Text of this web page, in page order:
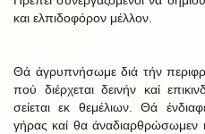
και ελπιδοφόρον μέλλον.
Θά άγρυπνήσωμε διά τήν
πού διέρχεται δεινήν καί
σείεται εκ θεμέλιων. Θά
γήρας καί θα άναδιαρθρώσωμεν